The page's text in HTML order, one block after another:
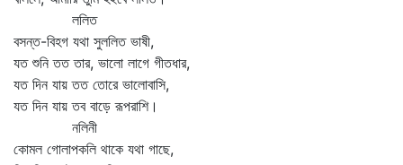
ললিত
বসন্ত-বিহগ যথা সুললিত ভাষী,
যত শুনি তত তার, ভালো লাগে গীতধার,
যত দিন যায় তত তোরে ভালোবাসি,
যত দিন যায় তব বাড়ে রূপরাশি।
নলিনী
কোমল গোলাপকলি থাকে যথা গাছে,